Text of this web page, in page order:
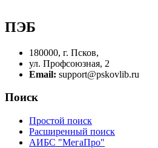
ПЭБ
180000, г. Псков,
ул. Профсоюзная, 2
Email: support@pskovlib.ru
Поиск
Простой поиск
Расширенный поиск
АИБС "МегаПро"